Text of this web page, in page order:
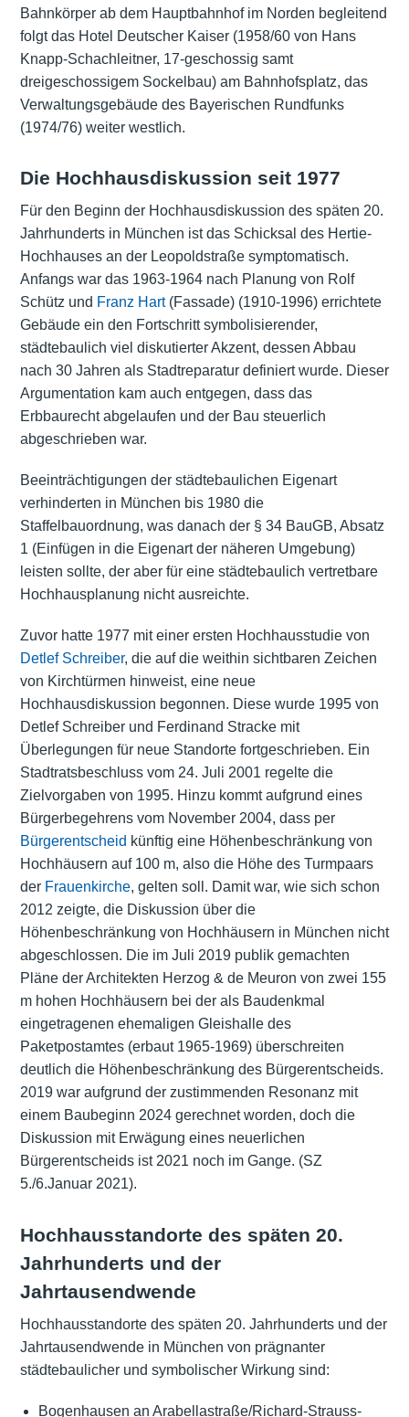
Bahnkörper ab dem Hauptbahnhof im Norden begleitend
folgt das Hotel Deutscher Kaiser (1958/60 von Hans
Knapp-Schachleitner, 17-geschossig samt
dreigeschossigem Sockelbau) am Bahnhofsplatz, das
Verwaltungsgebäude des Bayerischen Rundfunks
(1974/76) weiter westlich.
Die Hochhausdiskussion seit 1977
Für den Beginn der Hochhausdiskussion des späten 20.
Jahrhunderts in München ist das Schicksal des Hertie-
Hochhauses an der Leopoldstraße symptomatisch.
Anfangs war das 1963-1964 nach Planung von Rolf
Schütz und Franz Hart(Fassade) (1910-1996) errichtete
Gebäude ein den Fortschritt symbolisierender,
städtebaulich viel diskutierter Akzent, dessen Abbau
nach 30 Jahren als Stadtreparatur definiert wurde. Dieser
Argumentation kam auch entgegen, dass das
Erbbaurecht abgelaufen und der Bau steuerlich
abgeschrieben war.
Beeinträchtigungen der städtebaulichen Eigenart
verhinderten in München bis 1980 die
Staffelbauordnung, was danach der § 34 BauGB, Absatz
1 (Einfügen in die Eigenart der näheren Umgebung)
leisten sollte, der aber für eine städtebaulich vertretbare
Hochhausplanung nicht ausreichte.
Zuvor hatte 1977 mit einer ersten Hochhausstudie von
Detlef Schreiber, die auf die weithin sichtbaren Zeichen
von Kirchtürmen hinweist, eine neue
Hochhausdiskussion begonnen. Diese wurde 1995 von
Detlef Schreiber und Ferdinand Stracke mit
Überlegungen für neue Standorte fortgeschrieben. Ein
Stadtratsbeschluss vom 24. Juli 2001 regelte die
Zielvorgaben von 1995. Hinzu kommt aufgrund eines
Bürgerbegehrens vom November 2004, dass per
Bürgerentscheid künftig eine Höhenbeschränkung von
Hochhäusern auf 100 m, also die Höhe des Turmpaars
der Frauenkirche, gelten soll. Damit war, wie sich schon
2012 zeigte, die Diskussion über die
Höhenbeschränkung von Hochhäusern in München nicht
abgeschlossen. Die im Juli 2019 publik gemachten
Pläne der Architekten Herzog & de Meuron von zwei 155
m hohen Hochhäusern bei der als Baudenkmal
eingetragenen ehemaligen Gleishalle des
Paketpostamtes (erbaut 1965-1969) überschreiten
deutlich die Höhenbeschränkung des Bürgerentscheids.
2019 war aufgrund der zustimmenden Resonanz mit
einem Baubeginn 2024 gerechnet worden, doch die
Diskussion mit Erwägung eines neuerlichen
Bürgerentscheids ist 2021 noch im Gange. (SZ
5./6.Januar 2021).
Hochhausstandorte des späten 20.
Jahrhunderts und der
Jahrtausendwende
Hochhausstandorte des späten 20. Jahrhunderts und der
Jahrtausendwende in München von prägnanter
städtebaulicher und symbolischer Wirkung sind:
Bogenhausen an Arabellastraße/Richard-Strauss-